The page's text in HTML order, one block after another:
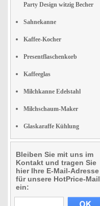
Party Design witzig Becher
Sahnekanne
Kaffee-Kocher
Presentflaschenkorb
Kaffeeglas
Milchkanne Edelstahl
Milchschaum-Maker
Glaskaraffe Kühlung
Bleiben Sie mit uns im
Kontakt und tragen Sie
hier Ihre E-Mail-Adresse
für unsere HotPrice-Mail
ein: